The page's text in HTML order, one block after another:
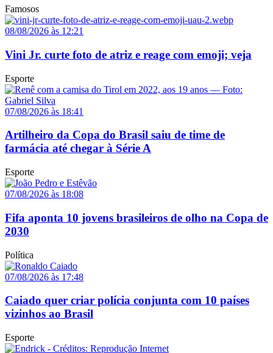
Famosos
08/08/2026 às 12:21
Vini Jr. curte foto de atriz e reage com emoji; veja
Esporte
07/08/2026 às 18:41
Artilheiro da Copa do Brasil saiu de time de
farmácia até chegar à Série A
Esporte
07/08/2026 às 18:08
Fifa aponta 10 jovens brasileiros de olho na Copa de
2030
Política
07/08/2026 às 17:48
Caiado quer criar polícia conjunta com 10 países
vizinhos ao Brasil
Esporte